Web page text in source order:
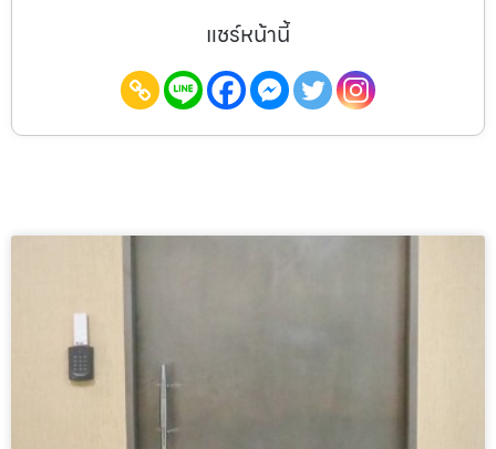
แชร์หน้านี้